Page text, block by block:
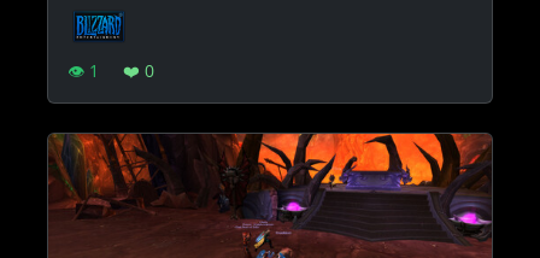
👁 1 ❤️ 0